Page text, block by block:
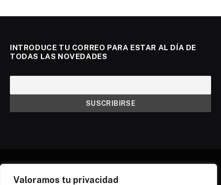
Valoramos tu privacidad
INTRODUCE TU CORREO PARA ESTAR AL DÍA DE
TODAS LAS NOVEDADES